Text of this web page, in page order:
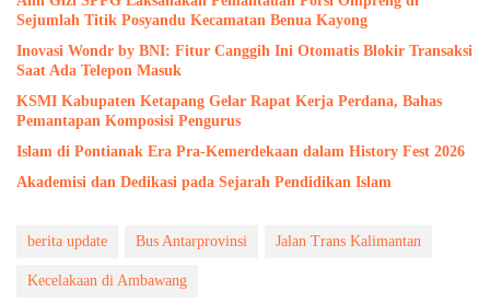
Sejumlah Titik Posyandu Kecamatan Benua Kayong
Inovasi Wondr by BNI: Fitur Canggih Ini Otomatis Blokir Transaksi
Saat Ada Telepon Masuk
KSMI Kabupaten Ketapang Gelar Rapat Kerja Perdana, Bahas
Pemantapan Komposisi Pengurus
Islam di Pontianak Era Pra-Kemerdekaan dalam History Fest 2026
Akademisi dan Dedikasi pada Sejarah Pendidikan Islam
berita update Bus Antarprovinsi Jalan Trans Kalimantan
Kecelakaan di Ambawang